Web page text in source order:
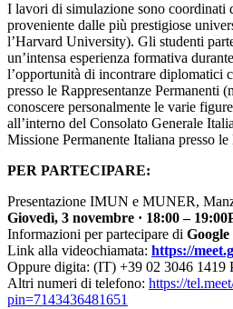
I lavori di simulazione sono coordinati
proveniente dalle più prestigiose
l’Harvard University). Gli studenti
un’intensa esperienza formativa
l’opportunità di incontrare diplomatici
presso le Rappresentanze Permanenti
conoscere personalmente le varie
all’interno del Consolato Generale
Missione Permanente Italiana presso
PER PARTECIPARE:
Presentazione IMUN e MUNER,
Giovedì, 3 novembre · 18:00 –
Informazioni per partecipare di
Link alla videochiamata: https://
Oppure digita: ‪(IT) +39 02 3046 1419
Altri numeri di telefono: https://
pin=7143436481651